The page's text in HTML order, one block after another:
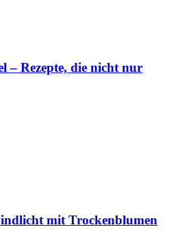
– Rezepte, die nicht nur
mit Trockenblumen